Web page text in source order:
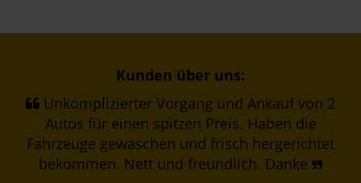
Kunden über uns:
Unkomplizierter Vorgang und Ankauf von 2
Autos für einen spitzen Preis. Haben die
Fahrzeuge gewaschen und frisch hergerichtet
bekommen. Nett und freundlich. Danke